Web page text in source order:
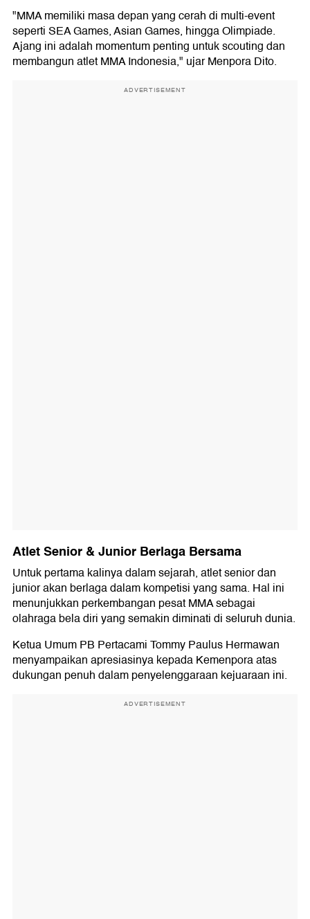
"MMA memiliki masa depan yang cerah di multi-event
seperti SEA Games, Asian Games, hingga Olimpiade.
Ajang ini adalah momentum penting untuk scouting dan
membangun atlet MMA Indonesia," ujar Menpora Dito.
ADVERTISEMENT
Atlet Senior & Junior Berlaga Bersama
Untuk pertama kalinya dalam sejarah, atlet senior dan
junior akan berlaga dalam kompetisi yang sama. Hal ini
menunjukkan perkembangan pesat MMA sebagai
olahraga bela diri yang semakin diminati di seluruh dunia.
Ketua Umum PB Pertacami Tommy Paulus Hermawan
menyampaikan apresiasinya kepada Kemenpora atas
dukungan penuh dalam penyelenggaraan kejuaraan ini.
ADVERTISEMENT